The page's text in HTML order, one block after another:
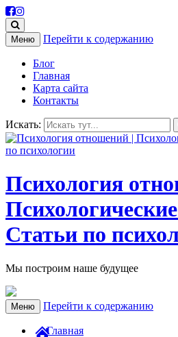
Меню Перейти к содержанию
Блог
Главная
Карта сайта
Контакты
Искать:
Психология
Статьи по
Мы построим наше будущее
Меню Перейти к содержанию
Главная